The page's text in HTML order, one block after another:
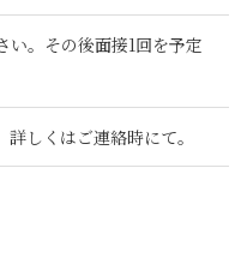
い。その後面接1回を予定
しくはご連絡時にて。